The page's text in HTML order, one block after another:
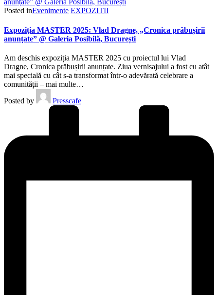
Posted inEvenimente EXPOZITII
Expoziția MASTER 2025: Vlad Dragne, „Cronica prăbușirii
anunțate” @ Galeria Posibilă, București
Am deschis expoziția MASTER 2025 cu proiectul lui Vlad
Dragne, Cronica prăbușirii anunțate. Ziua vernisajului a fost cu atât
mai specială cu cât s-a transformat într-o adevărată celebrare a
comunității – mai multe…
Posted by
Presscafe